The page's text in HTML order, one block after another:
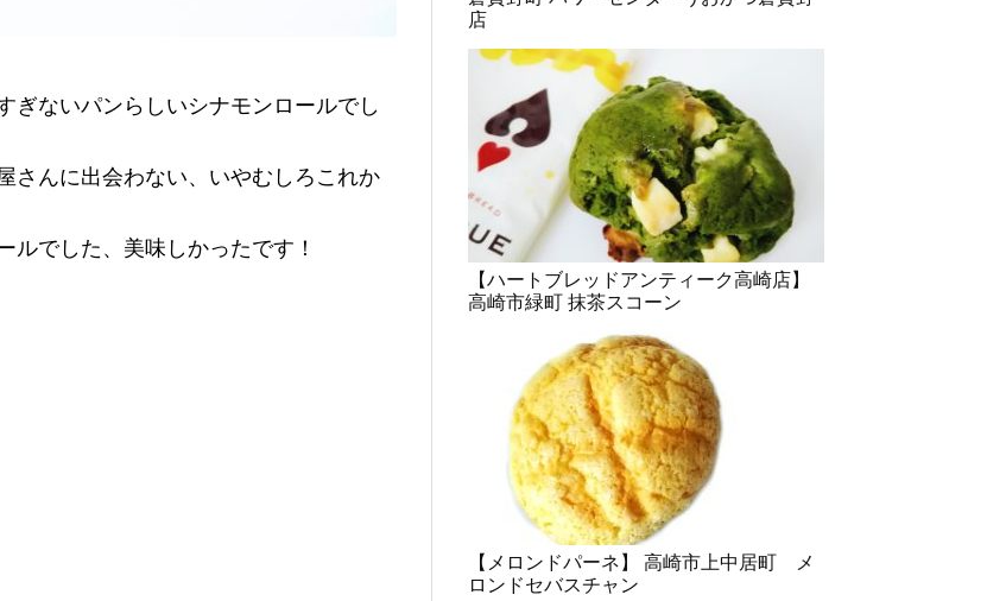
ぎないパンらしいシナモンロールでし
さんに出会わない、いやむしろこれか
ルでした、美味しかったです！
店
【ハートブレッドアンティーク高崎店】
高崎市緑町 抹茶スコーン
【メロンドパーネ】 高崎市上中居町 メ
ロンドセバスチャン